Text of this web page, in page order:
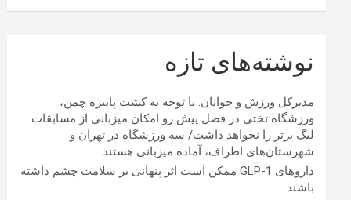
نوشته‌های تازه
مدیرکل ورزش و جوانان: با توجه به کشت پاییزه چمن،
ورزشگاه تختی در فصل پیش رو امکان میزبانی از مسابقات
لیگ برتر را نخواهد داشت/ سه ورزشگاه در تهران و
شهرستان‌های اطراف، آماده میزبانی هستند
داروهای GLP-1 ممکن است اثر پنهانی بر سلامت چشم داشته
باشند